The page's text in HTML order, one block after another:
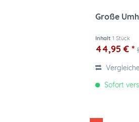
Große
Inhalt 1 Stück
44,95 € *
Sofort